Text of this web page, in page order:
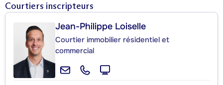
Courtiers inscripteurs
Jean-Philippe Loiselle
Courtier immobilier résidentiel et
commercial